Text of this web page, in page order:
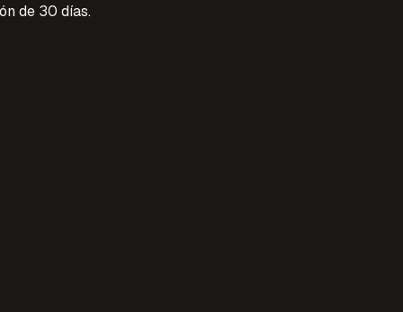
de 30 días.